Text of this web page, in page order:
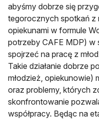
abyśmy dobrze się
tegorocznych spotkań z
opiekunami w formule
potrzeby CAFE MDP) w
spojrzeć na pracę z
Takie działanie dobrze
młodzież, opiekunowie)
oraz problemy, których
skonfrontowanie
współpracy. Będąc na